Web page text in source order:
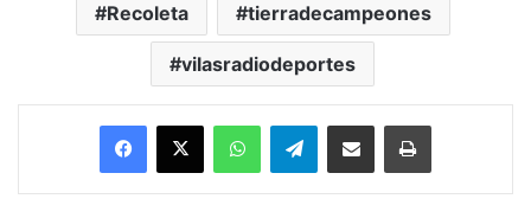
Recoleta tierradecampeones
vilasradiodeportes
Facebook
X WhatsAppTelegramEnviar vía email Imprimir